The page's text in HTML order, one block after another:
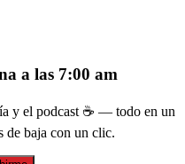
a las 7:00 am
y el podcast ☕ — todo en un
de baja con un clic.